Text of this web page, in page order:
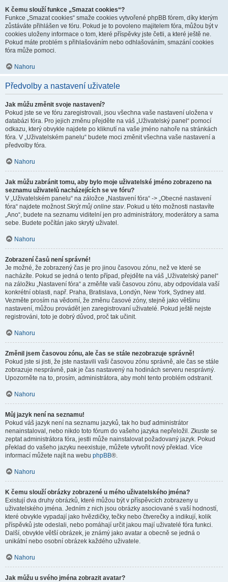
K čemu slouží funkce „Smazat cookies“?
Funkce „Smazat cookies“ smaže cookies vytvořené phpBB fórem, díky kterým
zůstáváte přihlášen ve fóru. Pokud je to povoleno majitelem fóra, můžou být v
cookies uloženy informace o tom, které příspěvky jste četli, a které ještě ne.
Pokud máte problém s přihlašováním nebo odhlašováním, smazání cookies
fóra může pomoci.
Nahoru
Předvolby a nastavení uživatele
Jak můžu změnit svoje nastavení?
Pokud jste se ve fóru zaregistrovali, jsou všechna vaše nastavení uložena v
databázi fóra. Pro jejich změnu přejděte na váš „Uživatelský panel“ pomocí
odkazu, který obvykle najdete po kliknutí na vaše jméno nahoře na stránkách
fóra. V „Uživatelském panelu“ budete moci změnit všechna vaše nastavení a
předvolby fóra.
Nahoru
Jak můžu zabránit tomu, aby bylo moje uživatelské jméno zobrazeno na
seznamu uživatelů nacházejících se ve fóru?
V „Uživatelském panelu“ na záložce „Nastavení fóra“ -> „Obecné nastavení
fóra“ najdete možnostSkrýt můj online stav. Pokud u této možnosti nastavíte
„Ano“, budete na seznamu viditelní jen pro administrátory, moderátory a sama
sebe. Budete počítán jako skrytý uživatel.
Nahoru
Zobrazení časů není správné!
Je možné, že zobrazený čas je pro jinou časovou zónu, než ve které se
nacházíte. Pokud se jedná o tento případ, přejděte na váš „Uživatelský panel“
na záložku „Nastavení fóra“ a změňte vaši časovou zónu, aby odpovídala vaší
konkrétní oblasti, např. Praha, Bratislava, Londýn, New York, Sydney atd.
Vezměte prosím na vědomí, že změnu časové zóny, stejně jako většinu
nastavení, můžou provádět jen zaregistrovaní uživatelé. Pokud ještě nejste
registrováni, toto je dobrý důvod, proč tak učinit.
Nahoru
Změnil jsem časovou zónu, ale čas se stále nezobrazuje správně!
Pokud jste si jisti, že jste nastavili vaši časovou zónu správně, ale čas se stále
zobrazuje nesprávně, pak je čas nastavený na hodinách serveru nesprávný.
Upozorněte na to, prosím, administrátora, aby mohl tento problém odstranit.
Nahoru
Můj jazyk není na seznamu!
Pokud váš jazyk není na seznamu jazyků, tak ho buď administrátor
nenainstaloval, nebo nikdo toto fórum do vašeho jazyka nepřeložil. Zkuste se
zeptat administrátora fóra, jestli může nainstalovat požadovaný jazyk. Pokud
překlad do vašeho jazyku neexistuje, můžete vytvořit nový překlad. Více
informací můžete najít na webu phpBB®.
Nahoru
K čemu slouží obrázky zobrazené u mého uživatelského jména?
Existují dva druhy obrázků, které můžou být v příspěvcích zobrazeny u
uživatelského jména. Jedním z nich jsou obrázky asociované s vaší hodností,
které obvykle vypadají jako hvězdičky, tečky nebo čtverečky a indikují, kolik
příspěvků jste odeslali, nebo pomáhají určit jakou mají uživatelé fóra funkci.
Další, obvykle větší obrázek, je známý jako avatar a obecně se jedná o
unikátní nebo osobní obrázek každého uživatele.
Nahoru
Jak můžu u svého jména zobrazit avatar?